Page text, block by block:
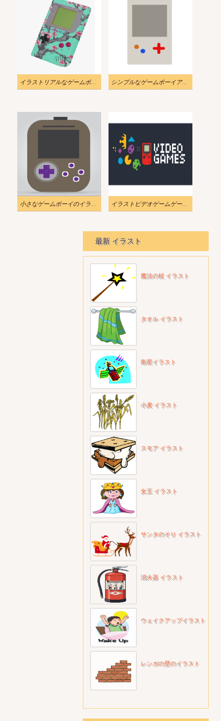
イラストリアルなゲームボーイ Vaporwave PNG シンプルなゲームボーイアイコンのイラストpng
小さなゲームボーイのイラスト イラストビデオゲームゲームボーイ
最新 イラスト
魔法の杖 イラスト
タオル イラスト
衛星イラスト
小麦 イラスト
スモア イラスト
女王 イラスト
サンタのそり イラスト
消火器 イラスト
ウェイクアップイラスト
レンガの壁のイラスト